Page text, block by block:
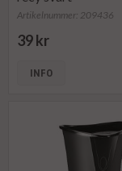
Artikelnummer: 209436
39 kr
INFO